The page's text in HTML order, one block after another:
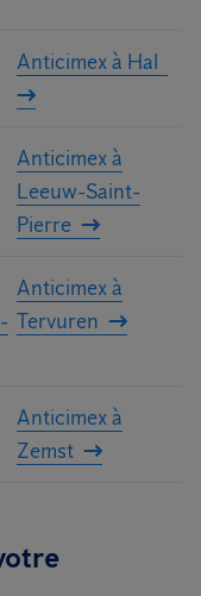
Anticimex à Hal
Anticimex à
Leeuw-Saint-
Pierre
Anticimex à
Tervuren
Anticimex à
Zemst